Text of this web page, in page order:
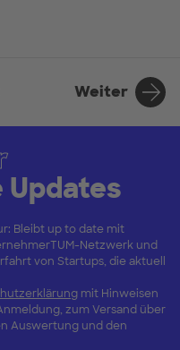
Weiter
Updates
Bleibt up to date mit
Netzwerk und
von Startups, die aktuell
mit Hinweisen
zum Versand über
Auswertung und den